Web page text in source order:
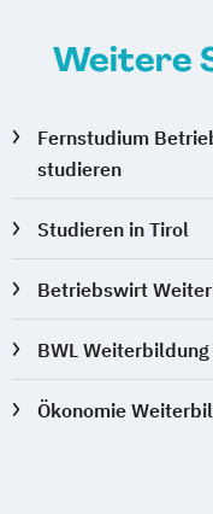
Weitere
Fernstudium
studieren
Studieren in Tirol
Betriebswirt
BWL
Ökonomie